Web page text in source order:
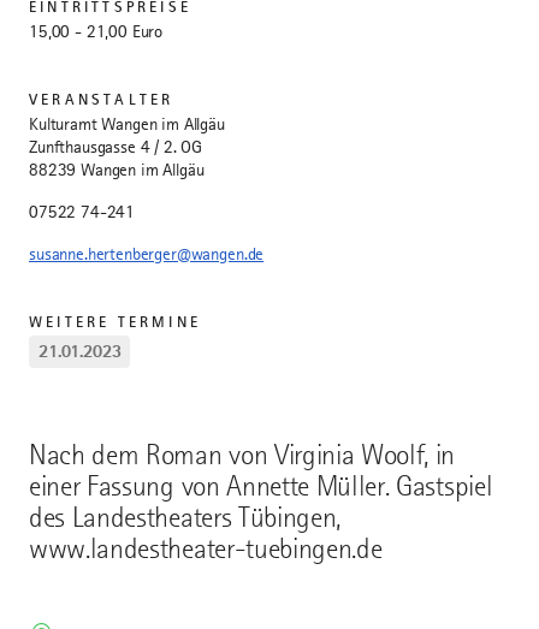
Nach dem Roman von Virginia Woolf, in
einer Fassung von Annette Müller. Gastspiel
des Landestheaters Tübingen,
www.landestheater-tuebingen.de
EINTRITTSPREISE
15,00 - 21,00 Euro
VERANSTALTER
Kulturamt Wangen im Allgäu
Zunfthausgasse 4 / 2. OG
88239 Wangen im Allgäu
07522 74-241
susanne.hertenberger@wangen.de
WEITERE TERMINE
21.01.2023